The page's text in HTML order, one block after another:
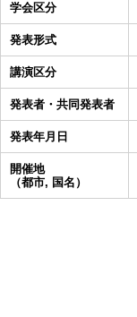
学会区分
発表形式
講演区分
発表者・共同発表者
発表年月日
開催地
（都市, 国名）